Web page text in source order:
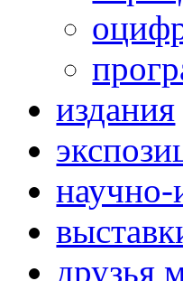
издания
научно-
друзья